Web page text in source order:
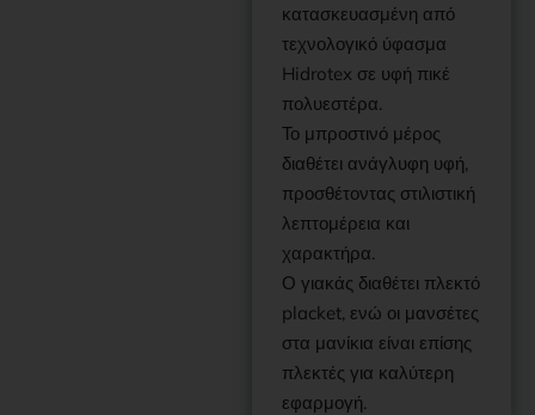
κατασκευασμένη από
τεχνολογικό ύφασμα
Hidrotex σε υφή πικέ
πολυεστέρα.
Το μπροστινό μέρος
διαθέτει ανάγλυφη υφή,
προσθέτοντας στιλιστική
λεπτομέρεια και
χαρακτήρα.
Ο γιακάς διαθέτει πλεκτό
placket, ενώ οι μανσέτες
στα μανίκια είναι επίσης
πλεκτές για καλύτερη
εφαρμογή.